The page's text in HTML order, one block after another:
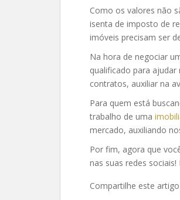
Como os valores não
isenta de imposto de
imóveis precisam ser
Na hora de negociar
qualificado para
contratos, auxiliar na
Para quem está
trabalho de uma
mercado, auxiliando
Por fim, agora que
nas suas redes
Compartilhe este